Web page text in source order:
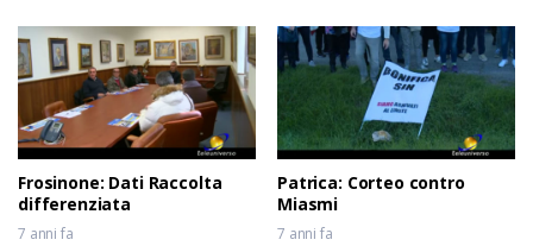
Weekend da Scoprire del 29-08-
2019
7 anni fa
Frosinone: Dati Raccolta
differenziata
7 anni fa
Patrica: Corteo contro
Miasmi
7 anni fa